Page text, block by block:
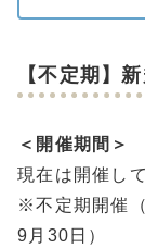
【不定期】
＜開催期間＞
現在は開催し
※不定期開催
9月30日）